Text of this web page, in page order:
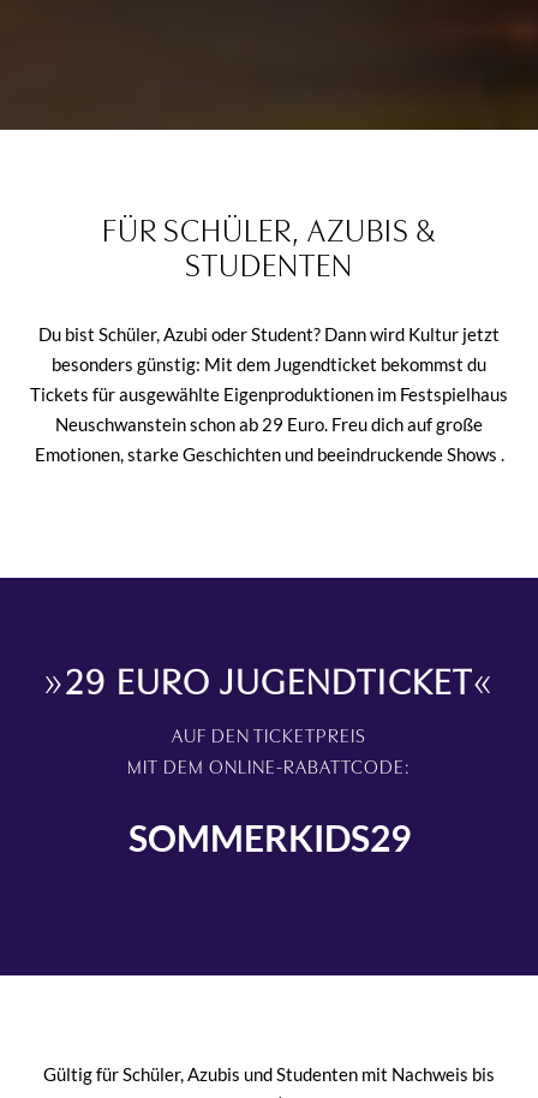
FÜR SCHÜLER, AZUBIS &
STUDENTEN
Du bist Schüler, Azubi oder Student? Dann wird Kultur jetzt
besonders günstig: Mit dem Jugendticket bekommst du
Tickets für ausgewählte Eigenproduktionen im Festspielhaus
Neuschwanstein schon ab 29 Euro. Freu dich auf große
Emotionen, starke Geschichten und beeindruckende Shows .
»29 EURO JUGENDTICKET«
AUF DEN TICKETPREIS
MIT DEM ONLINE-RABATTCODE:
SOMMERKIDS29
Gültig für Schüler, Azubis und Studenten mit Nachweis bis